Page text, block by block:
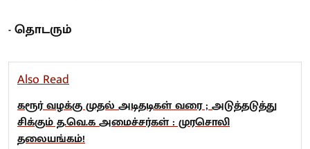
- தொடரும்
Also Read
கரூர் வழக்கு முதல் அடிதடிகள் வரை ; அடுத்தடுத்து
சிக்கும் த.வெ.க அமைச்சர்கள் : முரசொலி
தலையங்கம்!